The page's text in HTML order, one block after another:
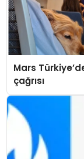
Mars
çağrısı